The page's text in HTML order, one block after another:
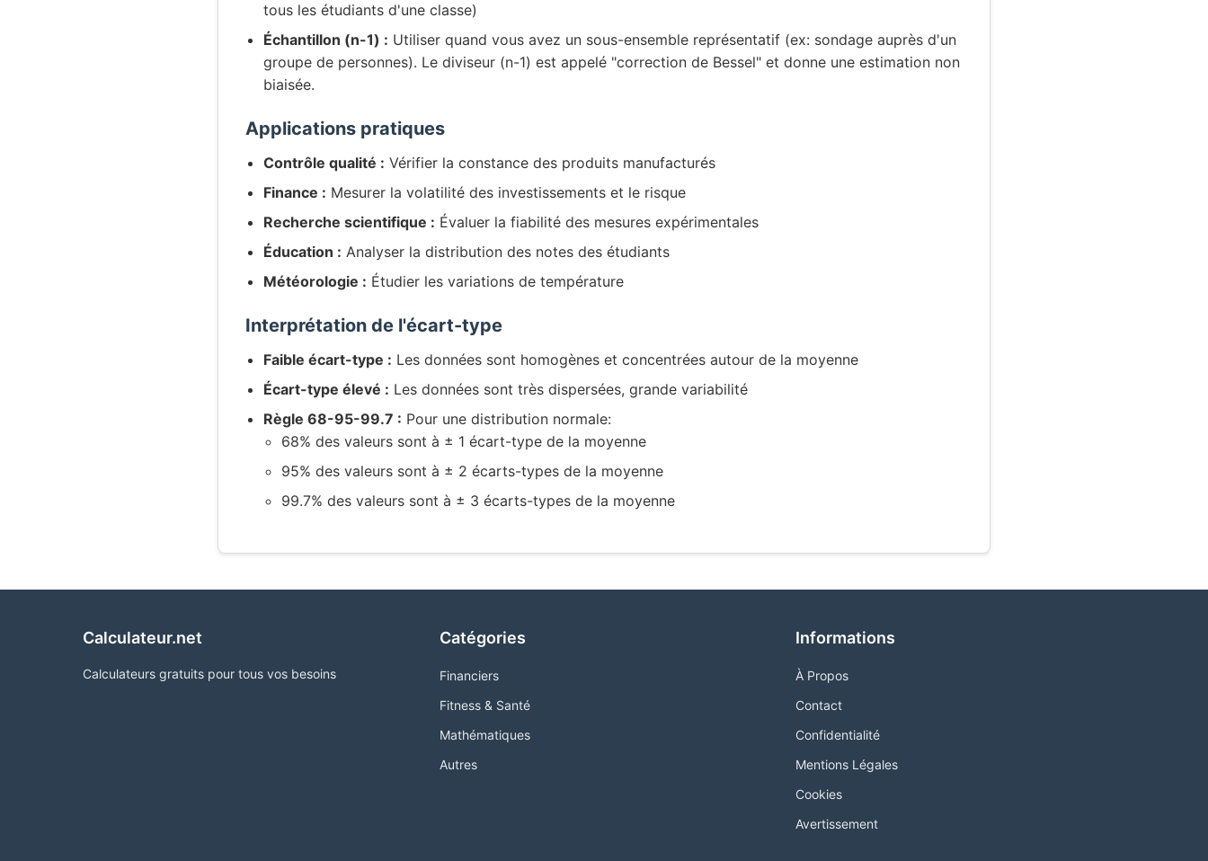
tous les étudiants d'une classe)
Échantillon (n-1) : Utiliser quand vous avez un sous-ensemble représentatif (ex: sondage auprès d'un
groupe de personnes). Le diviseur (n-1) est appelé "correction de Bessel" et donne une estimation non
biaisée.
Applications pratiques
Contrôle qualité : Vérifier la constance des produits manufacturés
Finance : Mesurer la volatilité des investissements et le risque
Recherche scientifique : Évaluer la fiabilité des mesures expérimentales
Éducation : Analyser la distribution des notes des étudiants
Météorologie : Étudier les variations de température
Interprétation de l'écart-type
Faible écart-type : Les données sont homogènes et concentrées autour de la moyenne
Écart-type élevé : Les données sont très dispersées, grande variabilité
Règle 68-95-99.7 : Pour une distribution normale:
68% des valeurs sont à ± 1 écart-type de la moyenne
95% des valeurs sont à ± 2 écarts-types de la moyenne
99.7% des valeurs sont à ± 3 écarts-types de la moyenne
Calculateur.net
Calculateurs gratuits pour tous vos besoins
Catégories
Financiers
Fitness & Santé
Mathématiques
Autres
Informations
À Propos
Contact
Confidentialité
Mentions Légales
Cookies
Avertissement